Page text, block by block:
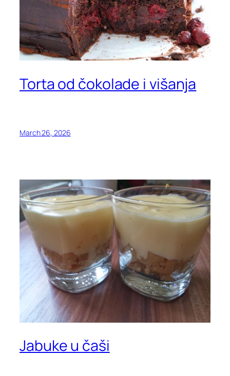
Torta od čokolade i višanja
March 26, 2026
Jabuke u čaši